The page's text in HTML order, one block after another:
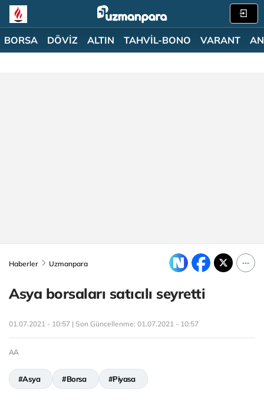
BORSA DÖVİZ ALTIN TAHVİL-BONO VARANT
Haberler Uzmanpara
Asya borsaları satıcılı seyretti
01.07.2021 - 10:57 | Son Güncellenme: 01.07.2021 - 10:57
AA
#Asya #Borsa #Piyasa